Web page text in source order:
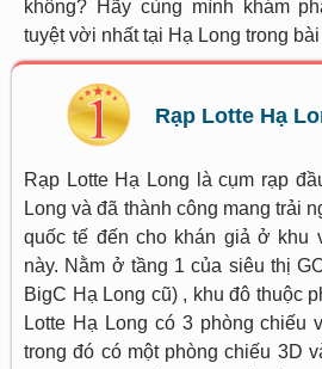
không? Hãy cùng mình khám
tuyệt vời nhất tại Hạ Long trong
Rạp Lotte Hạ
Rạp Lotte Hạ Long là cụm rạp
Long và đã thành công mang trải
quốc tế đến cho khán giả ở khu
này. Nằm ở tầng 1 của siêu thị
BigC Hạ Long cũ) , khu đô thuộc
Lotte Hạ Long có 3 phòng chiếu
trong đó có một phòng chiếu 3D